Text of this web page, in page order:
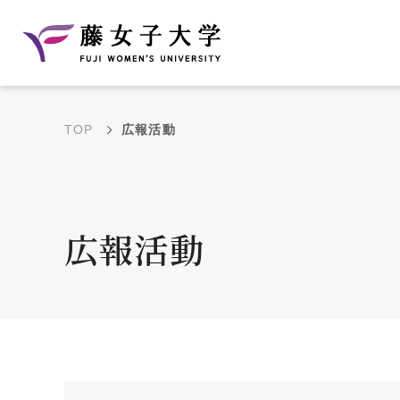
学部・学科の教育目的
大学院の教育目的
TOP 広報活動
広報活動